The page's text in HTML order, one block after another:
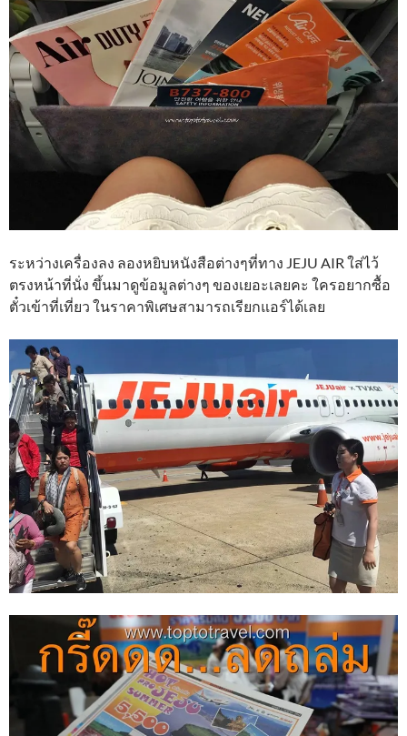
ระหว่างเครื่องลง ลองหยิบหนังสือต่างๆที่ทาง JEJU AIR ใส่ไว้
ตรงหน้าที่นั่ง ขึ้นมาดูข้อมูลต่างๆ ของเยอะเลยคะ ใครอยากซื้อ
ตั๋วเข้าที่เที่ยว ในราคาพิเศษสามารถเรียกแอร์ได้เลย